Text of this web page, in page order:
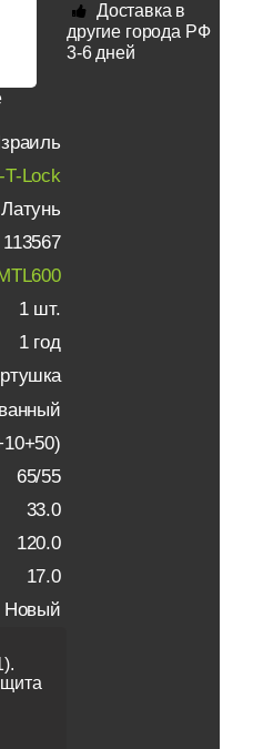
T-Lock
Латунь
113567
1 шт.
1 год
65/55
33.0
120.0
17.0
Новый
Доставка в
другие города РФ
3-6 дней